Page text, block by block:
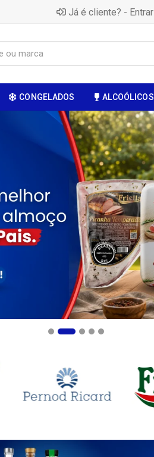
Já é cliente? - Entrar
CONGELADOS ALCOÓLICOS